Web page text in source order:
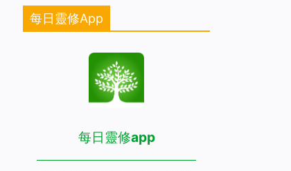
每日靈修App
每日靈修app